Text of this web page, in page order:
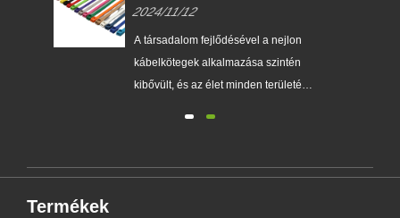
2024/11/12
A társadalom fejlődésével a nejlon
kábelkötegek alkalmazása szintén
kibővült, és az élet minden területén
kiválasztásának módja továbbra is
Termékek